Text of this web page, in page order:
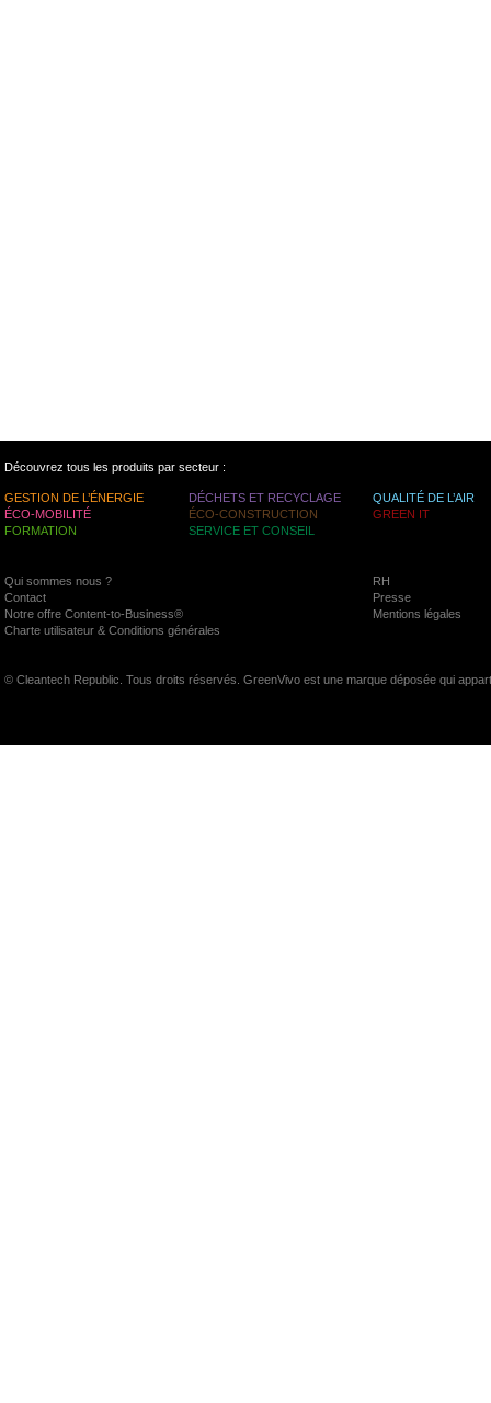
Découvrez tous les produits par secteur :
GESTION DE L’ÉNERGIE DÉCHETS ET RECYCLAGE
QUALITÉ DE L’AIR
ÉCO-MOBILITÉ
ÉCO-CONSTRUCTION
GREEN IT
FORMATION
SERVICE ET CONSEIL
Qui sommes nous ?
RH
Contact
Presse
Notre offre Content-to-Business®
Mentions légales
Charte utilisateur & Conditions générales
© Cleantech Republic. Tous droits réservés. GreenVivo est une marque déposée qui